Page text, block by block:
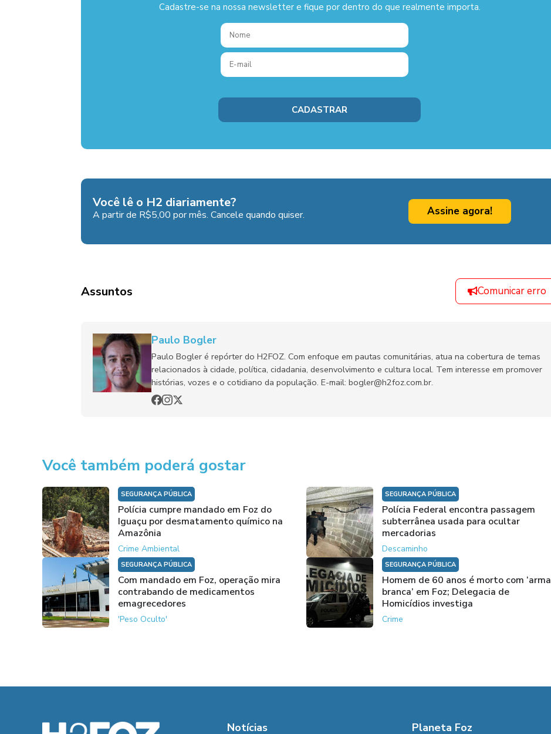
Cadastre-se na nossa newsletter e fique por dentro do que realmente importa.
Você lê o H2 diariamente?
A partir de R$5,00 por mês. Cancele quando quiser. Assine agora!
Assuntos Comunicar erro
Paulo Bogler
Paulo Bogler é repórter do H2FOZ. Com enfoque em pautas comunitárias, atua na cobertura de temas
relacionados à cidade, política, cidadania, desenvolvimento e cultura local. Tem interesse em promover
histórias, vozes e o cotidiano da população. E-mail: bogler@h2foz.com.br.
Você também poderá gostar
SEGURANÇA PÚBLICA
Polícia cumpre mandado em Foz do
Iguaçu por desmatamento químico na
Amazônia
Crime Ambiental
SEGURANÇA PÚBLICA
Polícia Federal encontra passagem
subterrânea usada para ocultar
mercadorias
Descaminho
SEGURANÇA PÚBLICA
Com mandado em Foz, operação mira
contrabando de medicamentos
emagrecedores
'Peso Oculto'
SEGURANÇA PÚBLICA
Homem de 60 anos é morto com ‘arma
branca’ em Foz; Delegacia de
Homicídios investiga
Crime
Notícias Planeta Foz